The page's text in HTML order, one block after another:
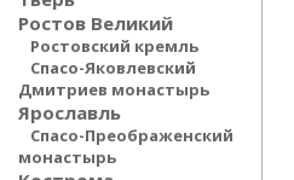
Ростов Великий
Ростовский кремль
Спасо-Яковлевский
Дмитриев монастырь
Ярославль
Спасо-Преображенский
монастырь